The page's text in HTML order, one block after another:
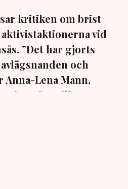
kritiken om brist
vid
”Det har gjorts
och
Anna-Lena Mann,
Väst, till TN.